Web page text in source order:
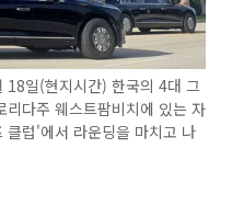
일(현지시간) 한국의 4대 그
다주 웨스트팜비치에 있는 자
클럽'에서 라운딩을 마치고 나